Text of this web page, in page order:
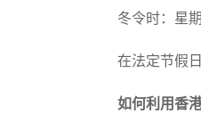
冬令时：星
在法定节假
如何利用香